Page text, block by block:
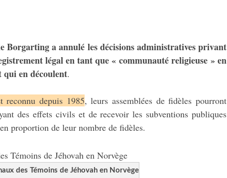
Borgarting a annulé les décisions administratives privant
légal en tant que « communauté religieuse » en
qui en découlent.
depuis 1985, leurs assemblées de fidèles pourront
des effets civils et de recevoir les subventions publiques
proportion de leur nombre de fidèles.
des Témoins de Jéhovah en Norvège